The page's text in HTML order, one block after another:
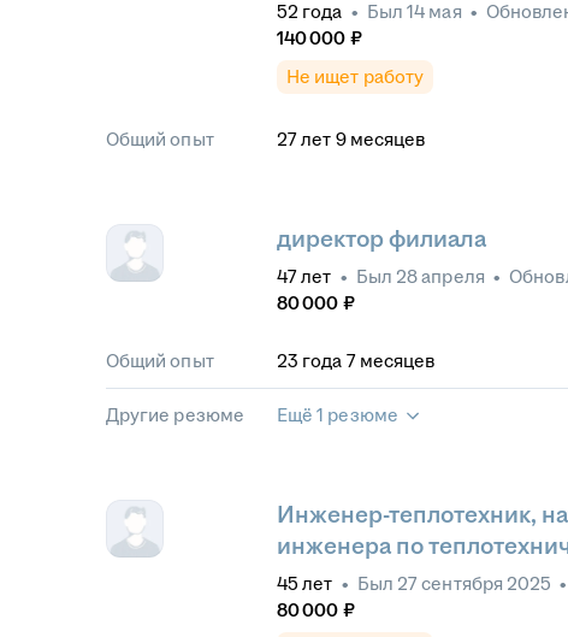
52 года • Был 14 мая •
140 000 ₽
Не ищет работу
Общий опыт 27лет 9 месяцев
директор филиала
47лет • Был 28 апреля •
80 000 ₽
Общий опыт 23 года 7 месяцев
Другие резюме Ещё 1 резюме
Инженер-теплотехник,
инженера по
45 лет • Был 27 сентября 2025 •
80 000 ₽